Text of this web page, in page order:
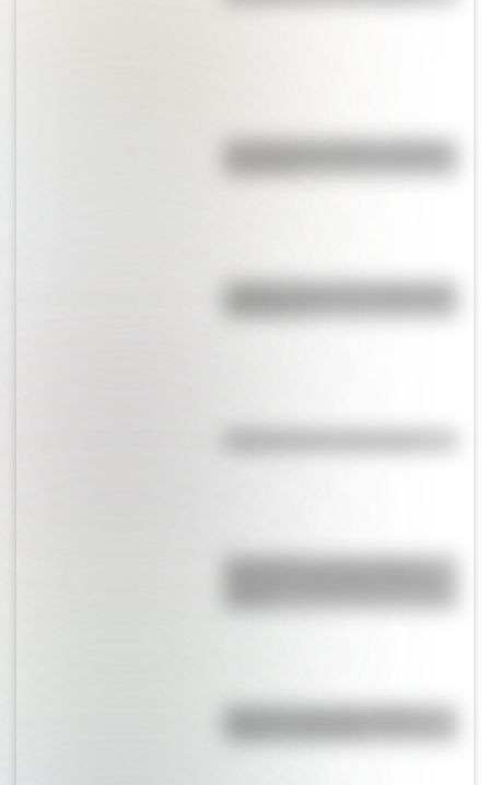
¿Sabías cómo fue la infancia de
Efemérides: tres cosas que
Bandera de Bolivia: historia,